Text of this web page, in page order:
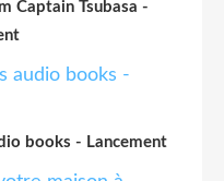
Captain Tsubasa -
books - Lancement